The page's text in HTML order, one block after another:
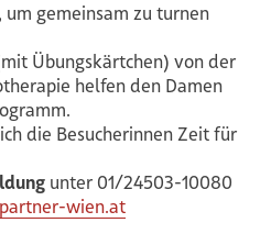
gemeinsam zu turnen
Übungskärtchen) von der
helfen den Damen
die Besucherinnen Zeit für
unter 01/24503-10080
wien.at